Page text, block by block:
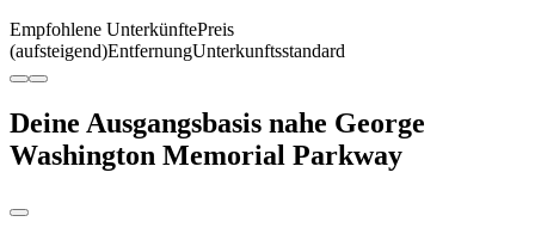
Empfohlene UnterkünftePreis
(aufsteigend)EntfernungUnterkunftsstandard
Deine Ausgangsbasis nahe George
Washington Memorial Parkway